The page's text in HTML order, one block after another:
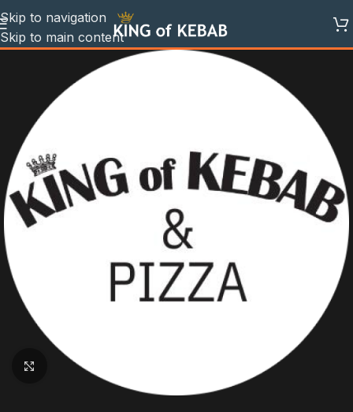
Skip to navigation
Skip to main content
Klik for at forstørre